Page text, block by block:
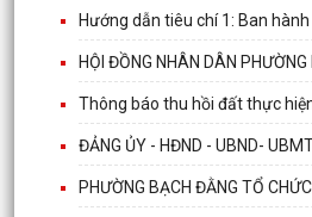
Hướng dẫn tiêu chí 1: Ban
HỘI ĐỒNG NHÂN DÂN
Thông báo thu hồi đất thực
ĐẢNG ỦY - HĐND - UBND-
PHƯỜNG BẠCH ĐẰNG TỔ